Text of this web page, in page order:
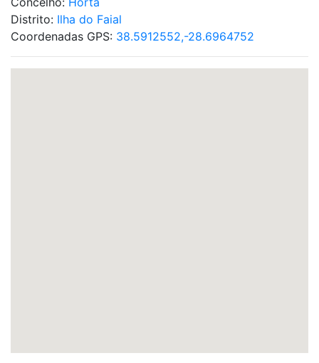
Distrito: Ilha do Faial
Coordenadas GPS: 38.5912552,-28.6964752